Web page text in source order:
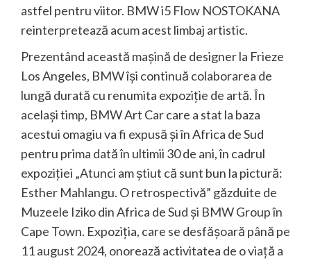
astfel pentru viitor. BMW i5 Flow NOSTOKANA
reinterpretează acum acest limbaj artistic.
Prezentând această maşină de designer la Frieze
Los Angeles, BMW îşi continuă colaborarea de
lungă durată cu renumita expoziţie de artă. În
acelaşi timp, BMW Art Car care a stat la baza
acestui omagiu va fi expusă şi în Africa de Sud
pentru prima dată în ultimii 30 de ani, în cadrul
expoziţiei „Atunci am ştiut că sunt bun la pictură:
Esther Mahlangu. O retrospectivă” găzduite de
Muzeele Iziko din Africa de Sud şi BMW Group în
Cape Town. Expoziţia, care se desfăşoară până pe
11 august 2024, onorează activitatea de o viaţă a